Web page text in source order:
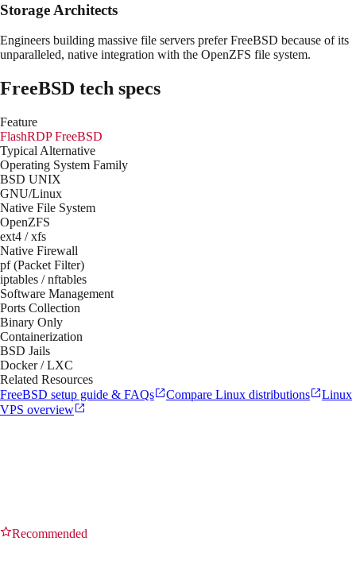
Storage Architects
Engineers building massive file servers prefer FreeBSD because of its
unparalleled, native integration with the OpenZFS file system.
FreeBSD tech specs
Feature
FlashRDPFreeBSD
Typical Alternative
Operating System Family
BSD UNIX
GNU/Linux
Native File System
OpenZFS
ext4 / xfs
Native Firewall
pf (Packet Filter)
iptables / nftables
Software Management
Ports Collection
Binary Only
Containerization
BSD Jails
Docker / LXC
Related Resources
FreeBSD setup guide & FAQs
Compare Linux distributions
Linux
VPS overview
Recommended